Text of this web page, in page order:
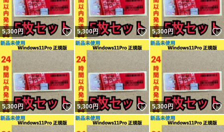
5,300円 いいね！
5,300円 いいね！
5,300円
5,300円 いいね！
5,300円 いいね！
5,300円